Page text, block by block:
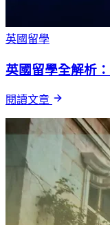
英國留學
英國留學全解析
閱讀文章